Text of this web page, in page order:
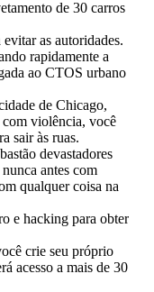
de 30 carros
as autoridades.
rapidamente a
ao CTOS urbano
de Chicago,
violência, você
sair às ruas.
devastadores
antes com
qualquer coisa na
e hacking para obter
crie seu próprio
acesso a mais de 30